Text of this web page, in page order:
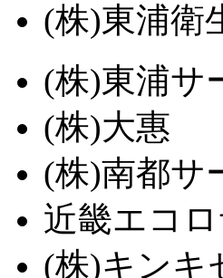
(株)東浦衛
(株)東浦サ
(株)大惠
(株)南都サ
近畿エコ
(株)キンキ